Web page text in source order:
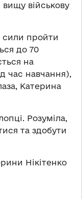
військову
сили пройти
до 70
на
час навчання),
Катерина
Розуміла,
та здобути
Нікітенко